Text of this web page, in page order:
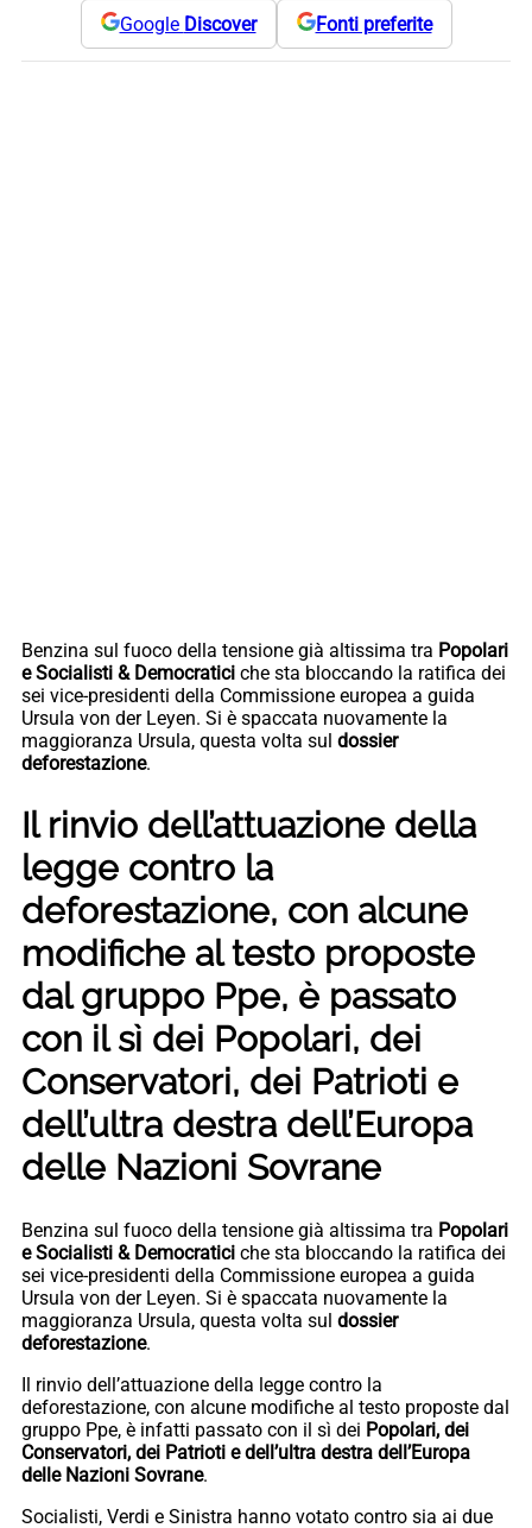
Google Discover Fonti preferite
Benzina sul fuoco della tensione già altissima tra Popolari
e Socialisti & Democratici che sta bloccando la ratifica dei
sei vice-presidenti della Commissione europea a guida
Ursula von der Leyen. Si è spaccata nuovamente la
maggioranza Ursula, questa volta sul dossier
deforestazione.
Il rinvio dell’attuazione della
legge contro la
deforestazione, con alcune
modifiche al testo proposte
dal gruppo Ppe, è passato
con il sì dei Popolari, dei
Conservatori, dei Patrioti e
dell’ultra destra dell’Europa
delle Nazioni Sovrane
Benzina sul fuoco della tensione già altissima tra Popolari
e Socialisti & Democratici che sta bloccando la ratifica dei
sei vice-presidenti della Commissione europea a guida
Ursula von der Leyen. Si è spaccata nuovamente la
maggioranza Ursula, questa volta sul dossier
deforestazione.
Il rinvio dell’attuazione della legge contro la
deforestazione, con alcune modifiche al testo proposte dal
gruppo Ppe, è infatti passato con il sì dei Popolari, dei
Conservatori, dei Patrioti e dell’ultra destra dell’Europa
delle Nazioni Sovrane.
Socialisti, Verdi e Sinistra hanno votato contro sia ai due